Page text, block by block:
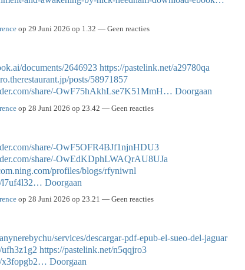
op 29 Juni 2026 op 1.32 — Geen reacties
documents/2646923 https://pastelink.net/a29780qa
posts/58971857
share/-OwF75hAkhLse7K51MmH… Doorgaan
op 28 Juni 2026 op 23.42 — Geen reacties
share/-OwF5OFR4BJf1njnHDU3
share/-OwEdKDphLWAQrAU8UJa
profiles/blogs/rfyniwnl
l7uf4l32… Doorgaan
op 28 Juni 2026 op 23.21 — Geen reacties
services/descargar-pdf-epub-el-sueo-del-jaguar
ufh3z1g2 https://pastelink.net/n5qqjro3
x3fopgb2… Doorgaan